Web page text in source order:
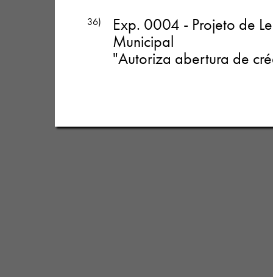
36)
Exp. 0004 - Projeto de
Municipal
"Autoriza abertura de